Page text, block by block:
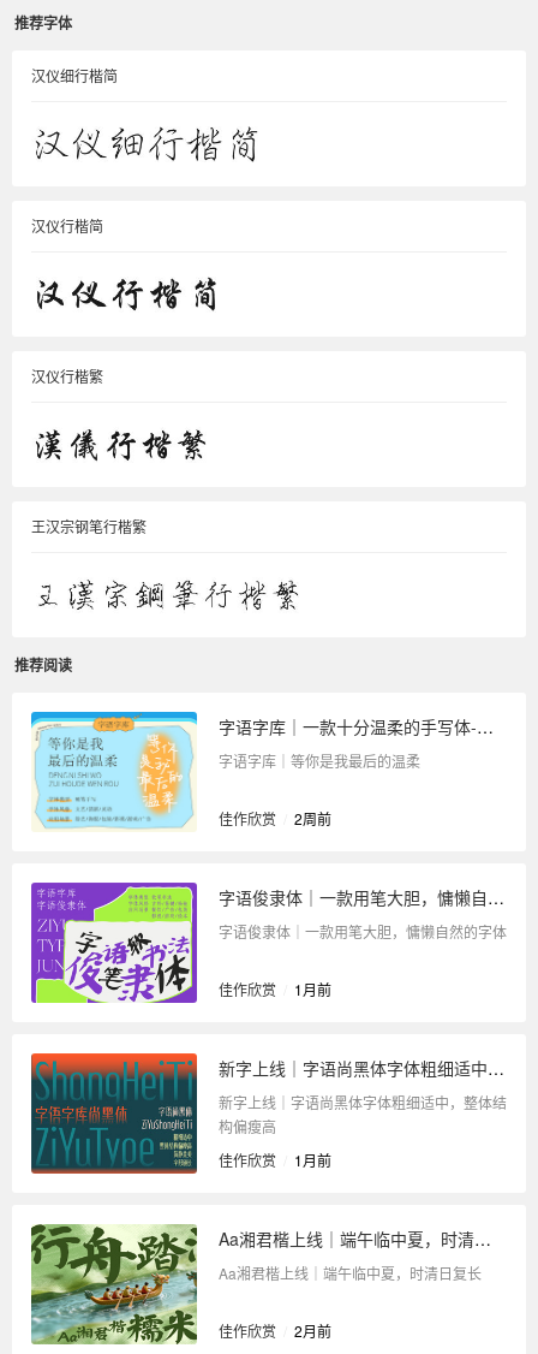
推荐字体
汉仪细行楷简
汉仪行楷简
汉仪行楷繁
王汉宗钢笔行楷繁
推荐阅读
字语字库｜一款十分温柔的手写体-等你是我最后的温柔
字语字库｜等你是我最后的温柔
佳作欣赏 2周前
字语俊隶体｜一款用笔大胆，慵懒自然的字体
字语俊隶体｜一款用笔大胆，慵懒自然的字体
佳作欣赏 1月前
新字上线｜字语尚黑体字体粗细适中，整体结构偏瘦高
新字上线｜字语尚黑体字体粗细适中，整体结
构偏瘦高
佳作欣赏
1月前
Aa湘君楷上线｜端午临中夏，时清日复长
Aa湘君楷上线｜端午临中夏，时清日复长
佳作欣赏 2月前